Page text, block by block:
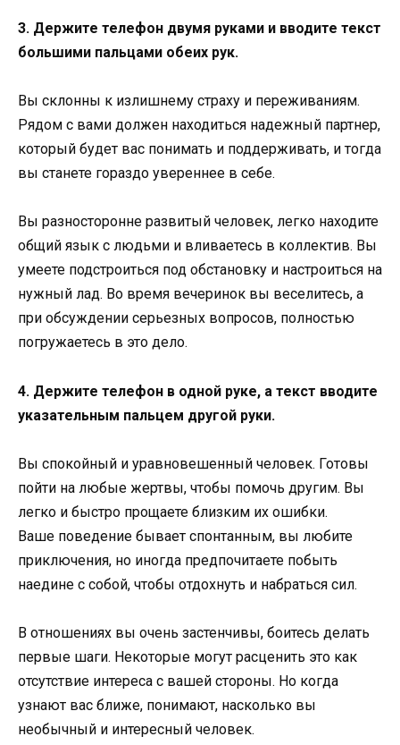
3. Держите телефон двумя руками и вводите текст
большими пальцами обеих рук.
Вы склонны к излишнему страху и переживаниям.
Рядом с вами должен находиться надежный партнер,
который будет вас понимать и поддерживать, и тогда
вы станете гораздо увереннее в себе.
Вы разносторонне развитый человек, легко находите
общий язык с людьми и вливаетесь в коллектив. Вы
умеете подстроиться под обстановку и настроиться на
нужный лад. Во время вечеринок вы веселитесь, а
при обсуждении серьезных вопросов, полностью
погружаетесь в это дело.
4. Держите телефон в одной руке, а текст вводите
указательным пальцем другой руки.
Вы спокойный и уравновешенный человек. Готовы
пойти на любые жертвы, чтобы помочь другим. Вы
легко и быстро прощаете близким их ошибки.
Ваше поведение бывает спонтанным, вы любите
приключения, но иногда предпочитаете побыть
наедине с собой, чтобы отдохнуть и набраться сил.
В отношениях вы очень застенчивы, боитесь делать
первые шаги. Некоторые могут расценить это как
отсутствие интереса с вашей стороны. Но когда
узнают вас ближе, понимают, насколько вы
необычный и интересный человек.